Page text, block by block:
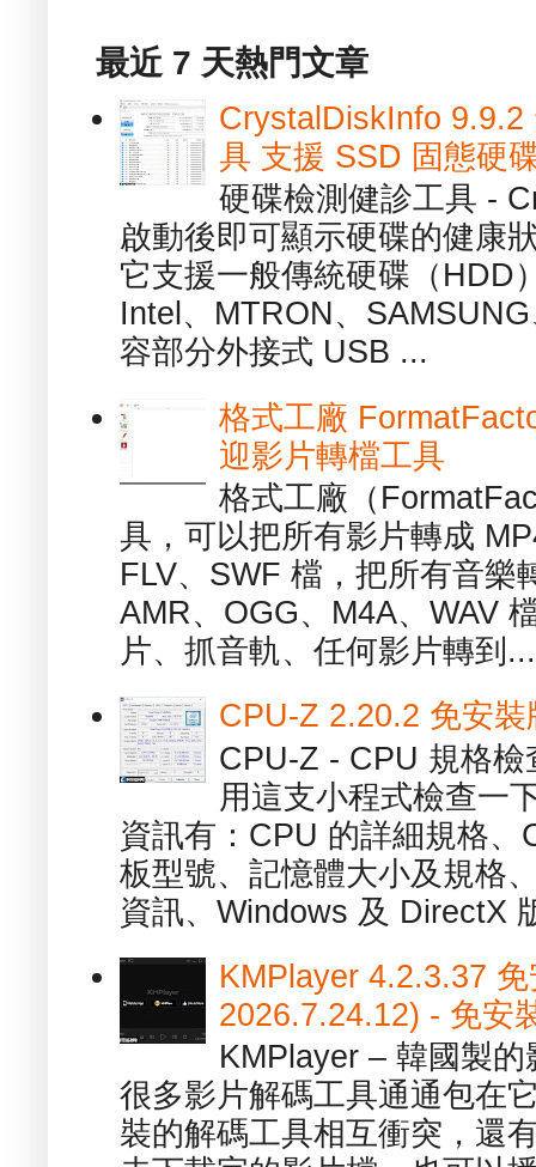
最近 7 天熱門文章
CrystalDiskInfo 9.9.2
具 支援 SSD 固態硬
硬碟檢測健診工具 -
啟動後即可顯示硬碟的健康
它支援一般傳統硬碟（HDD
Intel、MTRON、
容部分外接式 USB ...
格式工廠
迎影片轉檔工具
格式工廠（
具，可以把所有影片轉成
FLV、SWF 檔，把所有音樂
AMR、OGG、M4A、WAV
片、抓音軌、任何影片轉到...
CPU-Z 2.20.2 免安
CPU-Z - CPU 規格
用這支小程式檢查一
資訊有：CPU 的詳細規格
板型號、記憶體大小及規格
資訊、Windows 及 DirectX
KMPlayer 4.2.3.37
2026.7.24.12) - 免安
KMPlayer – 韓國製
很多影片解碼工具通通包在
裝的解碼工具相互衝突，還